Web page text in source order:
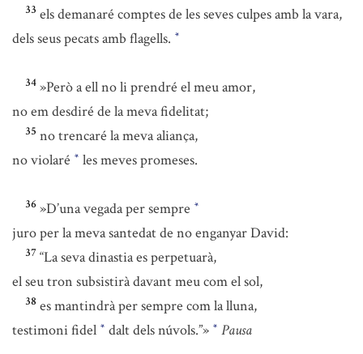
33 els demanaré comptes de les seves culpes amb la vara,
dels seus pecats amb flagells. *
34 »Però a ell no li prendré el meu amor,
no em desdiré de la meva fidelitat;
35 no trencaré la meva aliança,
no violaré * les meves promeses.
36 »D’una vegada per sempre *
juro per la meva santedat de no enganyar David:
37 “La seva dinastia es perpetuarà,
el seu tron subsistirà davant meu com el sol,
38 es mantindrà per sempre com la lluna,
testimoni fidel * dalt dels núvols.”» * Pausa